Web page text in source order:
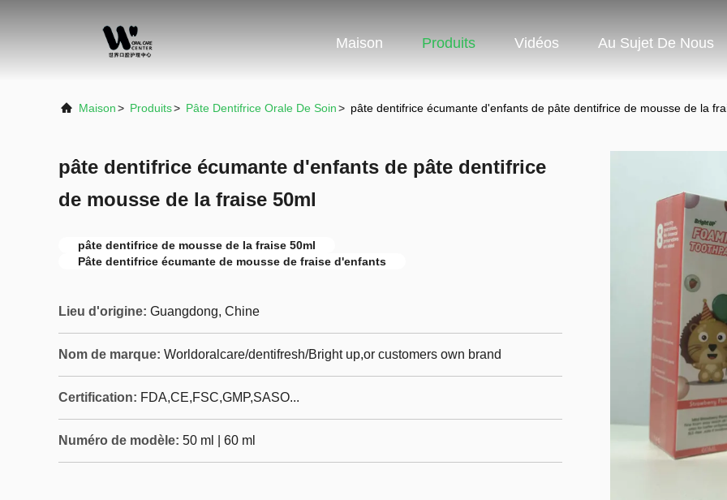
Maison Produits Vidéos Au Sujet De Nous
Maison> Produits> Pâte Dentifrice Orale De Soin> pâte dentifrice écumante d'enfants de pâte dentifrice de mousse de la
pâte dentifrice écumante d'enfants de pâte dentifrice
de mousse de la fraise 50ml
pâte dentifrice de mousse de la fraise 50ml
Pâte dentifrice écumante de mousse de fraise d'enfants
Lieu d'origine: Guangdong, Chine
Nom de marque: Worldoralcare/dentifresh/Bright up,or customers own brand
Certification: FDA,CE,FSC,GMP,SASO...
Numéro de modèle: 50 ml | 60 ml